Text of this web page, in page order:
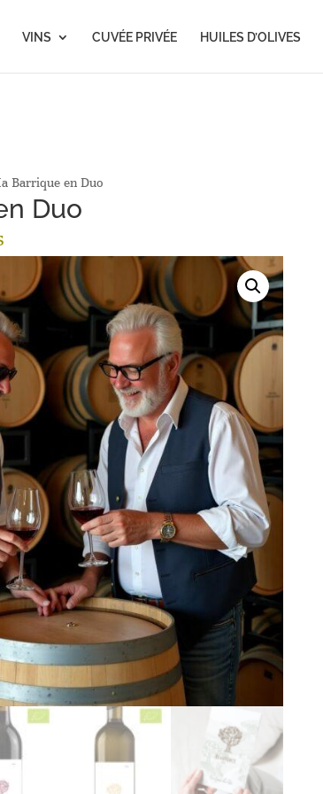
VINS CUVÉE PRIVÉE HUILES D’OLIVES
Barrique en Duo
Duo